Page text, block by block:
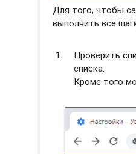
Для того, чтобы
выполнить все
Проверить
списка.
Кроме того